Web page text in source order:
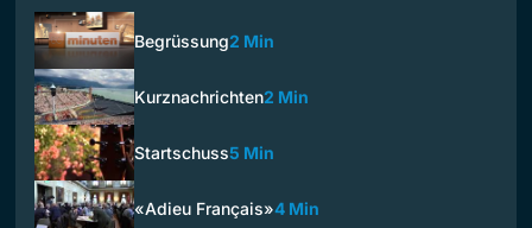
Begrüssung2 Min
Kurznachrichten2 Min
Startschuss5 Min
«Adieu Français»4 Min